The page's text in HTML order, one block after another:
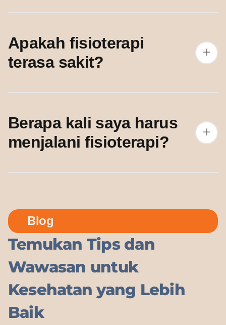
Apakah fisioterapi
terasa sakit?
Berapa kali saya harus
menjalani fisioterapi?
Blog
Temukan Tips dan
Wawasan untuk
Kesehatan yang Lebih
Baik